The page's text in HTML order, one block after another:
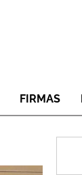
FIRMAS